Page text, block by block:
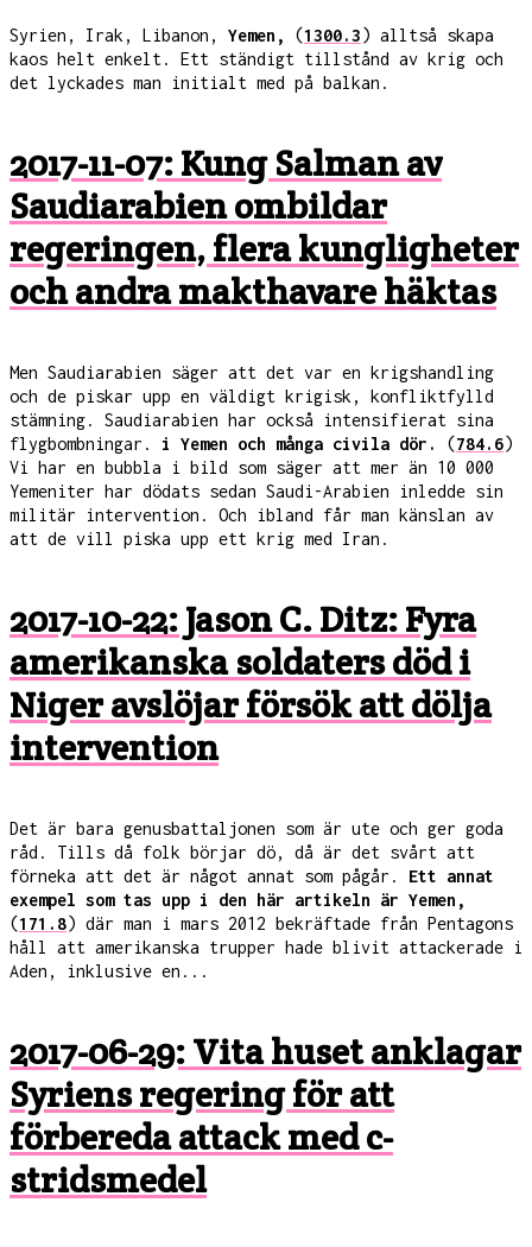
Syrien, Irak, Libanon, Yemen, (1300.3) alltså skapa
kaos helt enkelt. Ett ständigt tillstånd av krig och
det lyckades man initialt med på balkan.
2017-11-07: Kung Salman av
Saudiarabien ombildar
regeringen, flera kungligheter
och andra makthavare häktas
Men Saudiarabien säger att det var en krigshandling
och de piskar upp en väldigt krigisk, konfliktfylld
stämning. Saudiarabien har också intensifierat sina
flygbombningar. i Yemen och många civila dör. (784.6)
Vi har en bubbla i bild som säger att mer än 10 000
Yemeniter har dödats sedan Saudi-Arabien inledde sin
militär intervention. Och ibland får man känslan av
att de vill piska upp ett krig med Iran.
2017-10-22: Jason C. Ditz: Fyra
amerikanska soldaters död i
Niger avslöjar försök att dölja
intervention
Det är bara genusbattaljonen som är ute och ger goda
råd. Tills då folk börjar dö, då är det svårt att
förneka att det är något annat som pågår. Ett annat
exempel som tas upp i den här artikeln är Yemen,
(171.8) där man i mars 2012 bekräftade från Pentagons
håll att amerikanska trupper hade blivit attackerade i
Aden, inklusive en...
2017-06-29: Vita huset anklagar
Syriens regering för att
förbereda attack med c-
stridsmedel